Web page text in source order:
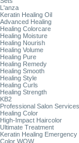
L'anza
Keratin Healing Oil
Advanced Healing
Healing Colorcare
Healing Moisture
Healing Nourish
Healing Volume
Healing Pure
Healing Remedy
Healing Smooth
Healing Style
Healing Curls
Healing Strength
KB2
Professional Salon Services
Healing Color
High-Impact Haircolor
Ultimate Treatment
Keratin Healing
Color WOW